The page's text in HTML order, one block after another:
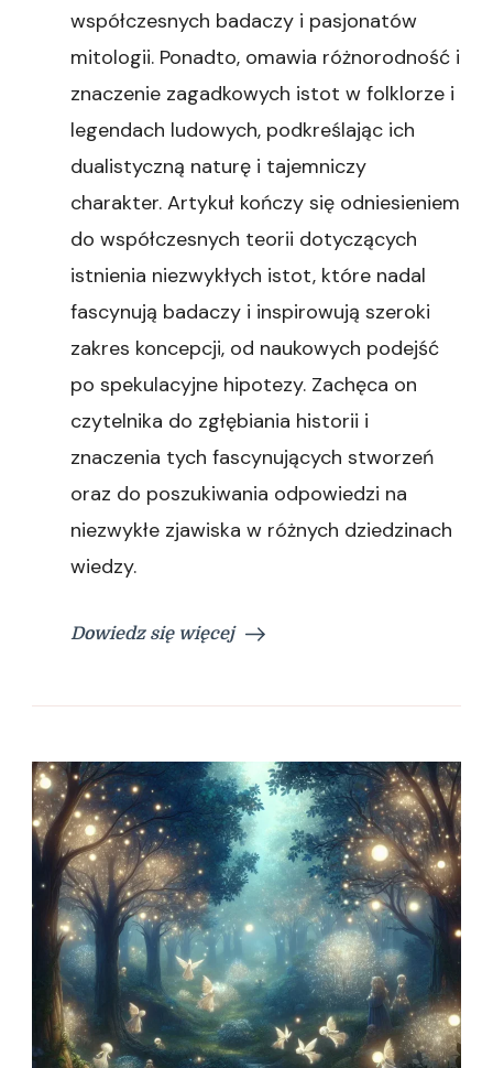
współczesnych badaczy i pasjonatów
mitologii. Ponadto, omawia różnorodność i
znaczenie zagadkowych istot w folklorze i
legendach ludowych, podkreślając ich
dualistyczną naturę i tajemniczy
charakter. Artykuł kończy się odniesieniem
do współczesnych teorii dotyczących
istnienia niezwykłych istot, które nadal
fascynują badaczy i inspirowują szeroki
zakres koncepcji, od naukowych podejść
po spekulacyjne hipotezy. Zachęca on
czytelnika do zgłębiania historii i
znaczenia tych fascynujących stworzeń
oraz do poszukiwania odpowiedzi na
niezwykłe zjawiska w różnych dziedzinach
wiedzy.
Dowiedz się więcej